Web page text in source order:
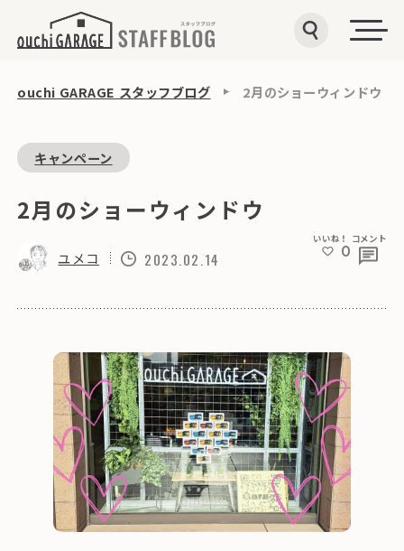
ouchi GARAGE スタッフブログ 2月のショーウィンドウ
キャンペーン
2月のショーウィンドウ
ユメコ 2023.02.14
いいね！
0
コメント